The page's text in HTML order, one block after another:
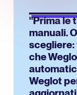
"Prima le
manuali.
scegliere:
che
Weglot
aggiornati